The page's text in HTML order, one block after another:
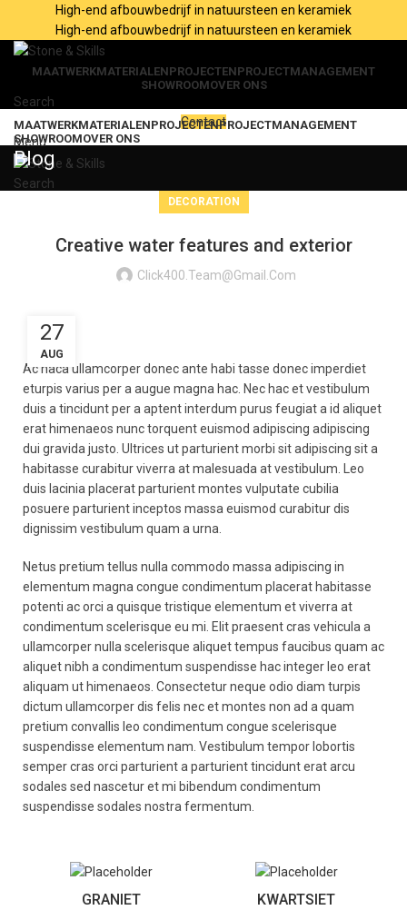
High-end afbouwbedrijf in natuursteen en keramiek
High-end afbouwbedrijf in natuursteen en keramiek
MAATWERKMATERIALENPROJECTENPROJECTMANAGEMENT
SHOWROOMOVER ONS
Search
Contact
Menu
Search
MAATWERKMATERIALENPROJECTENPROJECTMANAGEMENT
SHOWROOMOVER ONS
Blog
DECORATION
Creative water features and exterior
Click400.team@gmail.com
27
AUG
Ac haca ullamcorper donec ante habi tasse donec imperdiet
eturpis varius per a augue magna hac. Nec hac et vestibulum
duis a tincidunt per a aptent interdum purus feugiat a id aliquet
erat himenaeos nunc torquent euismod adipiscing adipiscing
dui gravida justo. Ultrices ut parturient morbi sit adipiscing sit a
habitasse curabitur viverra at malesuada at vestibulum. Leo
duis lacinia placerat parturient montes vulputate cubilia
posuere parturient inceptos massa euismod curabitur dis
dignissim vestibulum quam a urna.
Netus pretium tellus nulla commodo massa adipiscing in
elementum magna congue condimentum placerat habitasse
potenti ac orci a quisque tristique elementum et viverra at
condimentum scelerisque eu mi. Elit praesent cras vehicula a
ullamcorper nulla scelerisque aliquet tempus faucibus quam ac
aliquet nibh a condimentum suspendisse hac integer leo erat
aliquam ut himenaeos. Consectetur neque odio diam turpis
dictum ullamcorper dis felis nec et montes non ad a quam
pretium convallis leo condimentum congue scelerisque
suspendisse elementum nam. Vestibulum tempor lobortis
semper cras orci parturient a parturient tincidunt erat arcu
sodales sed nascetur et mi bibendum condimentum
suspendisse sodales nostra fermentum.
GRANIET KWARTSIET